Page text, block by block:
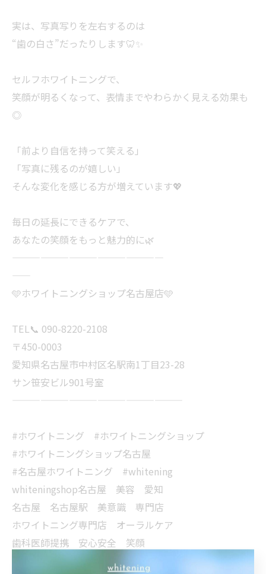
実は、写真写りを左右するのは
“歯の白さ”だったりします🦷✨
セルフホワイトニングで、
笑顔が明るくなって、表情までやわらかく見える効果も
◎
「前より自信を持って笑える」
「写真に残るのが嬉しい」
そんな変化を感じる方が増えています💖
毎日の延長にできるケアで、
あなたの笑顔をもっと魅力的に🌿
🩵ホワイトニングショップ名古屋店🩵
TEL📞 090-8220-2108
〒450-0003
愛知県名古屋市中村区名駅南1丁目23-28
サン笹安ビル901号室
#ホワイトニング #ホワイトニングショップ
#ホワイトニングショップ名古屋
#名古屋ホワイトニング #whitening
whiteningshop名古屋 美容 愛知
名古屋 名古屋駅 美意識 専門店
ホワイトニング専門店 オーラルケア
歯科医師提携 安心安全 笑顔
イメチェン 印象UP 美男 美女